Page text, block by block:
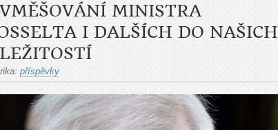
MINISTRA
I DALŠÍCH DO NAŠICH
příspěvky